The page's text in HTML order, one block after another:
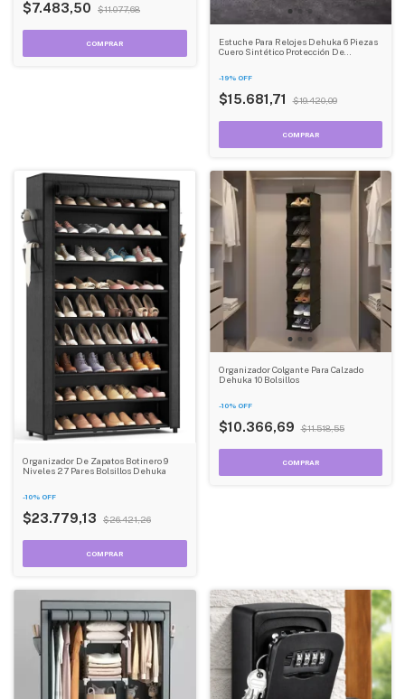
$7.483,50 $11.077,68
Estuche Para Relojes Dehuka 6 Piezas
Cuero Sintético Protección De
-19% OFF
$15.681,71 $19.420,09
Organizador De Zapatos Botinero 9
Niveles 27 Pares Bolsillos Dehuka
-10% OFF
$23.779,13 $26.421,26
Organizador Colgante Para Calzado
Dehuka 10 Bolsillos
-10% OFF
$10.366,69 $11.518,55